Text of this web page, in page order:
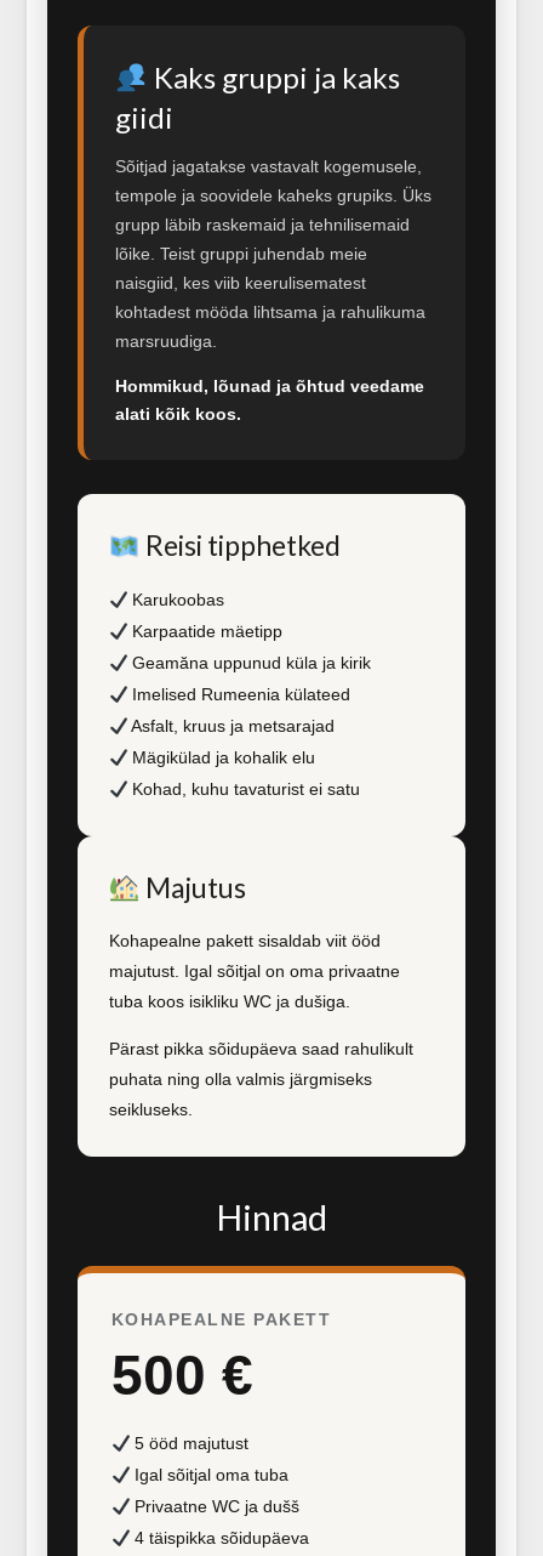
Kaks gruppi ja kaks
giidi
Sõitjad jagatakse vastavalt kogemusele,
tempole ja soovidele kaheks grupiks. Üks
grupp läbib raskemaid ja tehnilisemaid
lõike. Teist gruppi juhendab meie
naisgiid, kes viib keerulisematest
kohtadest mööda lihtsama ja rahulikuma
marsruudiga.
Hommikud, lõunad ja õhtud veedame
alati kõik koos.
Reisi tipphetked
Karukoobas
Karpaatide mäetipp
Geamăna uppunud küla ja kirik
Imelised Rumeenia külateed
Asfalt, kruus ja metsarajad
Mägikülad ja kohalik elu
Kohad, kuhu tavaturist ei satu
Majutus
Kohapealne pakett sisaldab viit ööd
majutust. Igal sõitjal on oma privaatne
tuba koos isikliku WC ja dušiga.
Pärast pikka sõidupäeva saad rahulikult
puhata ning olla valmis järgmiseks
seikluseks.
Hinnad
KOHAPEALNE PAKETT
500 €
5 ööd majutust
Igal sõitjal oma tuba
Privaatne WC ja dušš
4 täispikka sõidupäeva